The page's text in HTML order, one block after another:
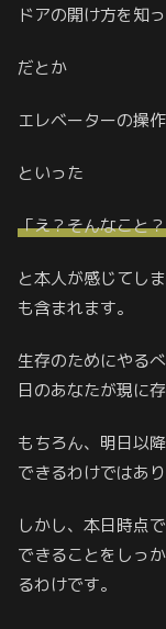
ドアの開け方を知
だとか
エレベーターの操
といった
「え？そんなこと
と本人が感じてし
も含まれます。
生存のためにやる
日のあなたが現に
もちろん、明日以
できるわけではあり
しかし、本日時点
できることをしっ
るわけです。